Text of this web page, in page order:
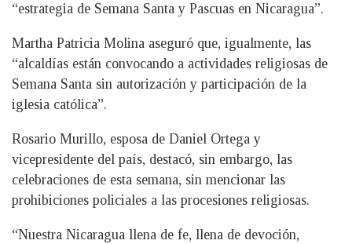
“estrategia de Semana Santa y Pascuas en Nicaragua”.
Martha Patricia Molina aseguró que, igualmente, las
“alcaldías están convocando a actividades religiosas de
Semana Santa sin autorización y participación de la
iglesia católica”.
Rosario Murillo, esposa de Daniel Ortega y
vicepresidente del país, destacó, sin embargo, las
celebraciones de esta semana, sin mencionar las
prohibiciones policiales a las procesiones religiosas.
“Nuestra Nicaragua llena de fe, llena de devoción,